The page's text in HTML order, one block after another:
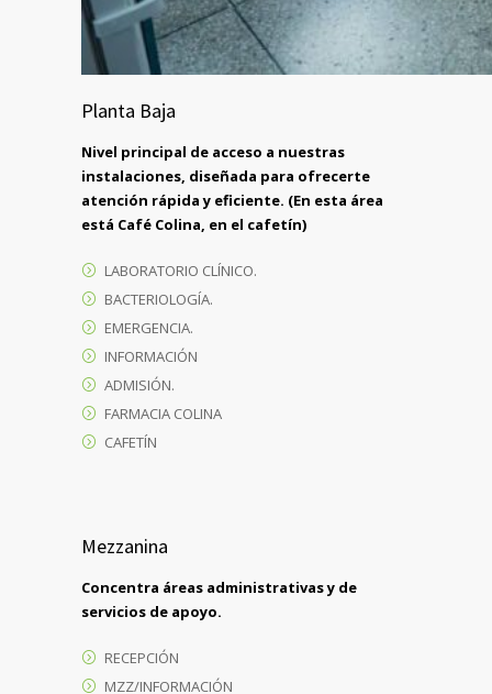
Planta Baja
Nivel principal de acceso a nuestras
instalaciones, diseñada para ofrecerte
atención rápida y eficiente. (En esta área
está Café Colina, en el cafetín)
LABORATORIO CLÍNICO.
BACTERIOLOGÍA.
EMERGENCIA.
INFORMACIÓN
ADMISIÓN.
FARMACIA COLINA
CAFETÍN
Mezzanina
Concentra áreas administrativas y de
servicios de apoyo.
RECEPCIÓN
MZZ/INFORMACIÓN